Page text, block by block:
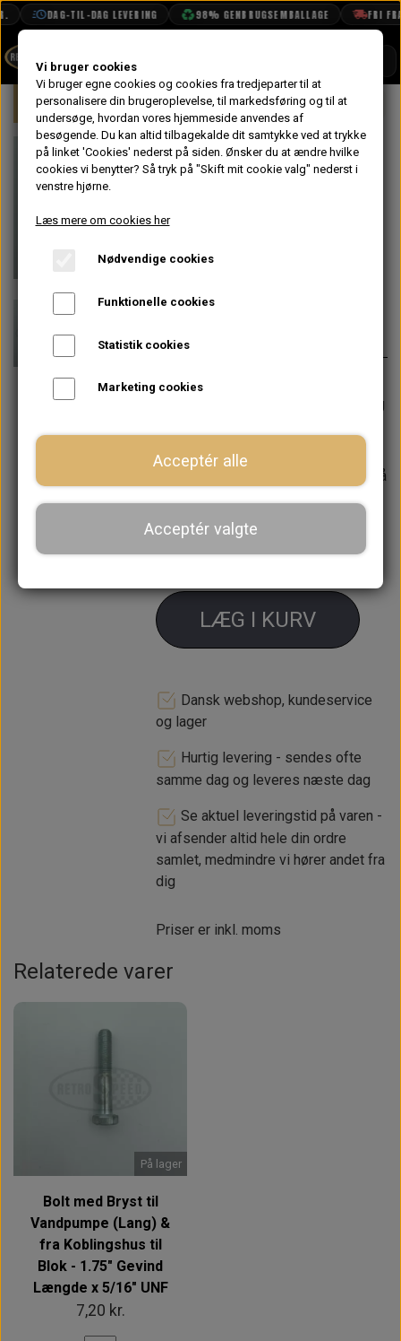
DAG-TIL-DAG LEVERING 98% GENBRUGSEMBALLAGE FRI
BOOK TID
PROJEKTER
TEKNISK DATA
VANDPOLERING
Forside Mini Motor Ophæng & Beslag
På lager
Bolt til Kødben
Koblingshus og
Vandpumpe
10,40 kr.
Passer til kødben lige over
koblingshuset på alle motor typer og
Forventet leveringstid:
Varen er på
−
LÆG I KURV
Dansk webshop, kundeservice
og lager
Hurtig levering - sendes ofte
samme dag og leveres næste dag
Se aktuel leveringstid på varen -
vi afsender altid hele din ordre
samlet, medmindre vi hører andet fra
dig
Priser er inkl. moms
Relaterede varer
På lager
Bolt med Bryst til
Vandpumpe (Lang) &
fra Koblingshus til
Blok - 1.75" Gevind
Længde x 5/16" UNF
7,20 kr.
Vi bruger cookies
Vi bruger egne cookies og cookies fra tredjeparter til at
personalisere din brugeroplevelse, til markedsføring og til at
undersøge, hvordan vores hjemmeside anvendes af
besøgende. Du kan altid tilbagekalde dit samtykke ved at trykke
på linket 'Cookies' nederst på siden. Ønsker du at ændre hvilke
cookies vi benytter? Så tryk på "Skift mit cookie valg" nederst i
venstre hjørne.
Læs mere om cookies her
Nødvendige cookies
Funktionelle cookies
Statistik cookies
Marketing cookies
Acceptér alle
Acceptér valgte